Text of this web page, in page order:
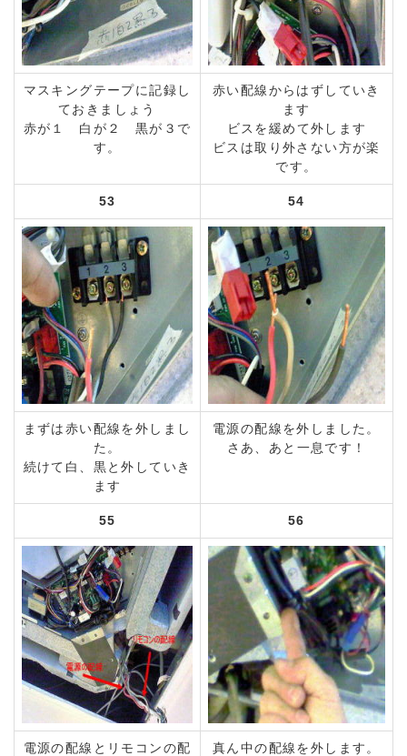
マスキングテープに記録し
ておきましょう
赤が１ 白が２ 黒が３で
す。
赤い配線からはずしていき
ます
ビスを緩めて外します
ビスは取り外さない方が楽
です。
53 54
まずは赤い配線を外しまし
た。
続けて白、黒と外していき
ます
電源の配線を外しました。
さあ、あと一息です！
55 56
電源の配線とリモコンの配
真ん中の配線を外します。